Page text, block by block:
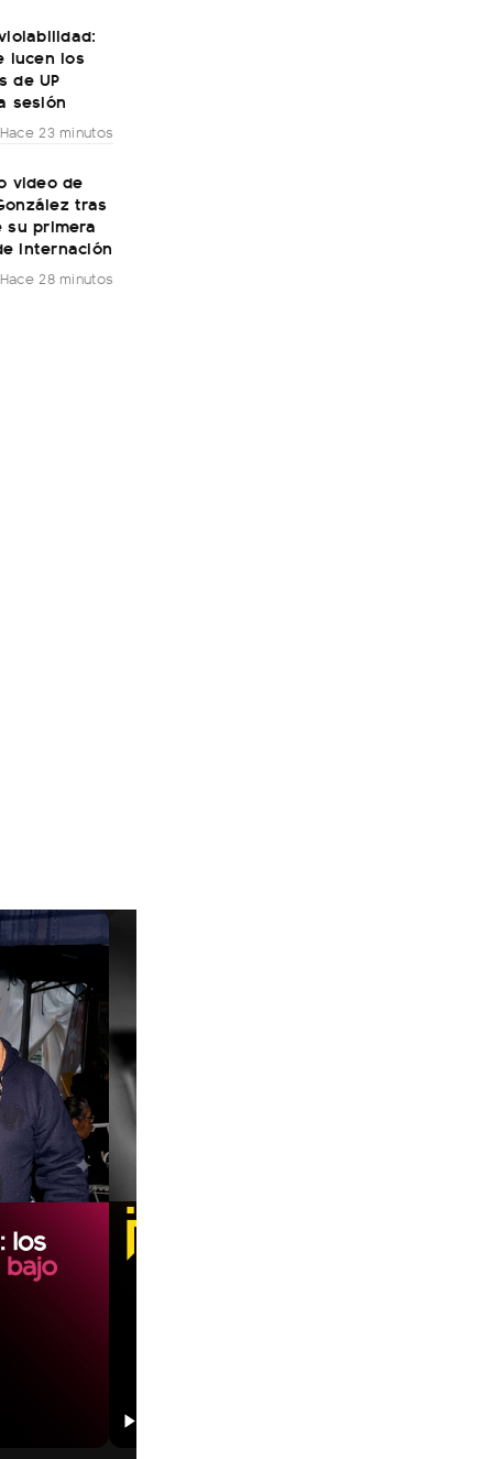
lucen los
de UP
sesión
Hace 23 minutos
video de
tras
su primera
internación
Hace 28 minutos
00:00